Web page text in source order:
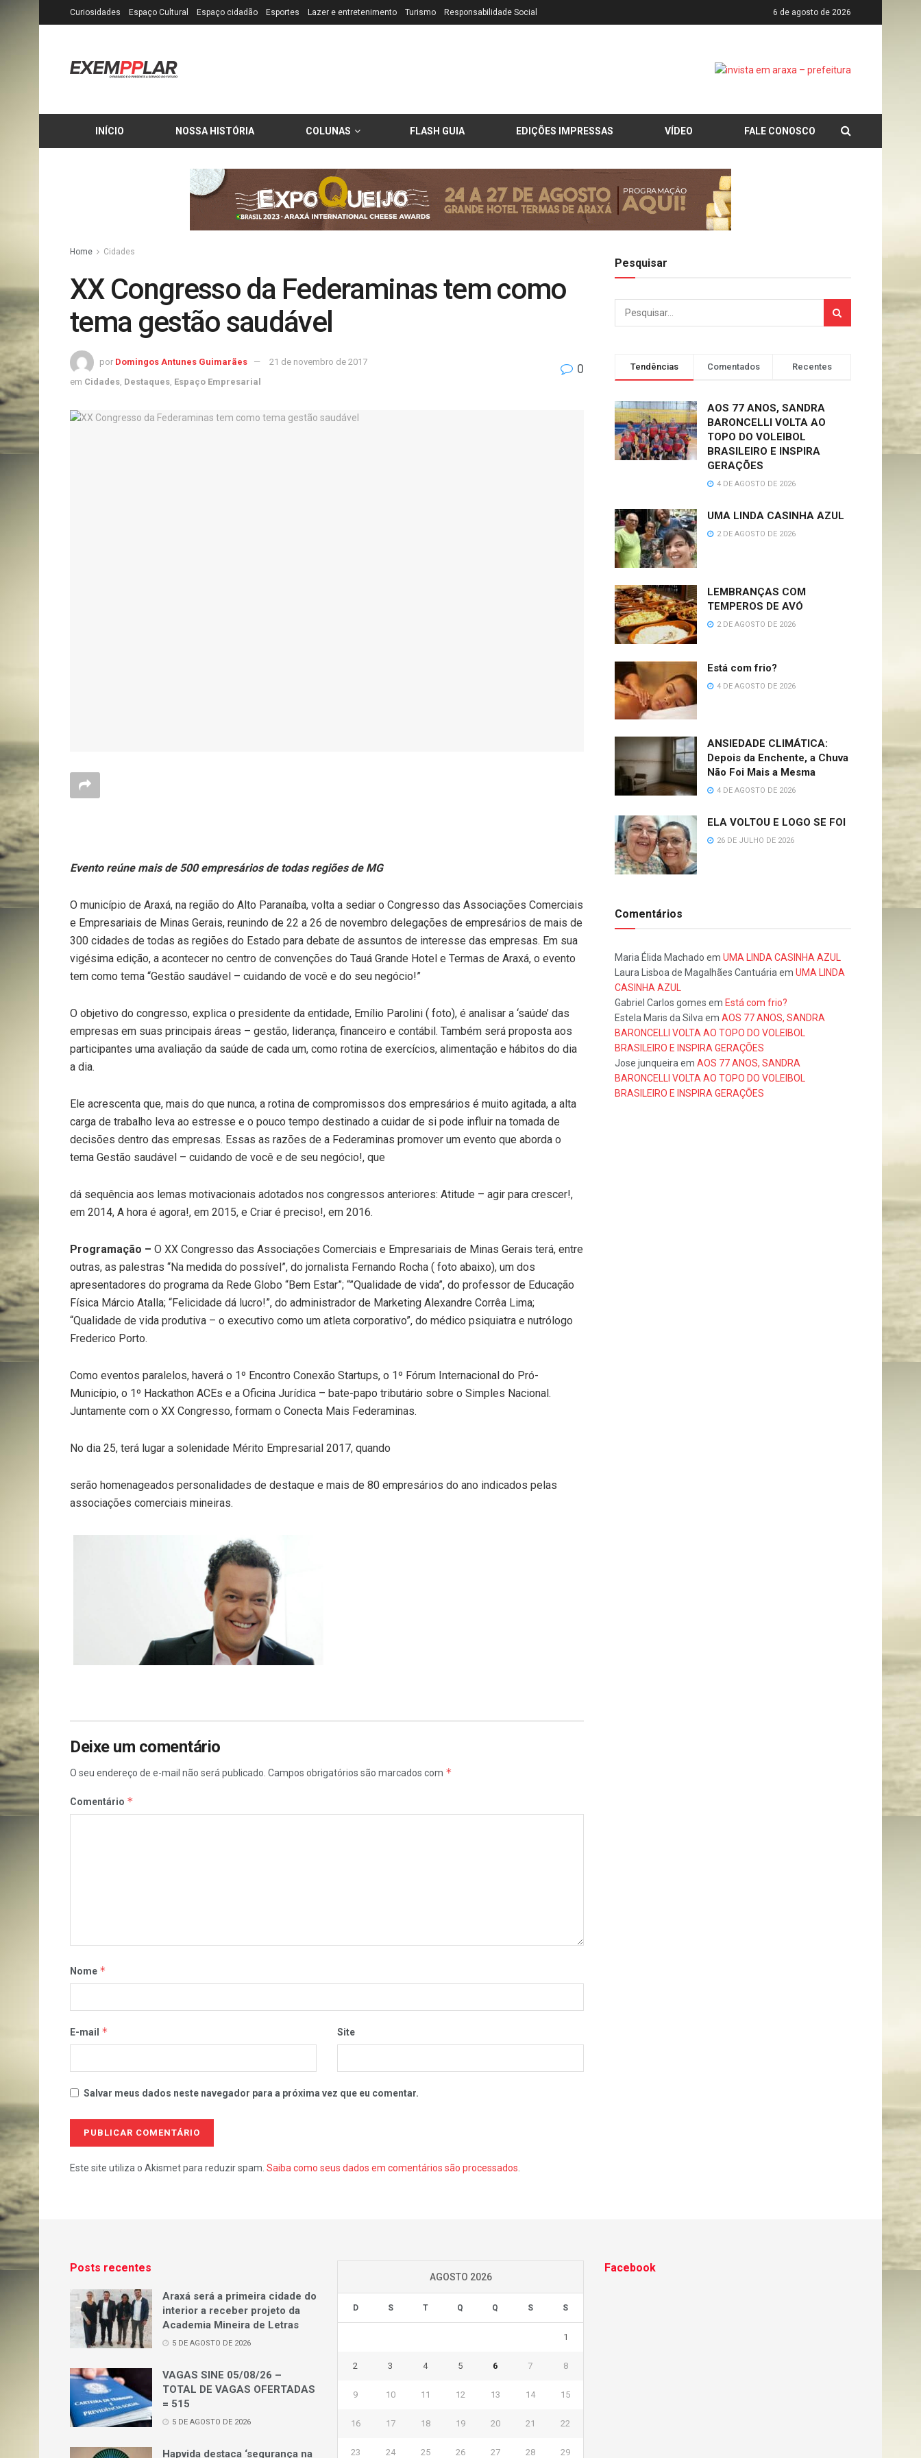
Curiosidades Espaço Cultural Espaço cidadão Esportes Lazer e entretenimento Turismo Responsabilidade Social 6 de agosto de 2026
INÍCIO NOSSA HISTÓRIA COLUNAS FLASH GUIA EDIÇÕES IMPRESSAS VÍDEO FALE CONOSCO
Home Cidades
XX Congresso da Federaminas tem como
tema gestão saudável
por Domingos Antunes Guimarães
21 de novembro de 2017
em Cidades Destaques Espaço Empresarial
0
Evento reúne mais de 500 empresários de todas regiões de MG
O município de Araxá, na região do Alto Paranaíba, volta a sediar o Congresso das Associações Comerciais
e Empresariais de Minas Gerais, reunindo de 22 a 26 de novembro delegações de empresários de mais de
300 cidades de todas as regiões do Estado para debate de assuntos de interesse das empresas. Em sua
vigésima edição, a acontecer no centro de convenções do Tauá Grande Hotel e Termas de Araxá, o evento
tem como tema “Gestão saudável – cuidando de você e do seu negócio!”
O objetivo do congresso, explica o presidente da entidade, Emílio Parolini ( foto), é analisar a ‘saúde’ das
empresas em suas principais áreas – gestão, liderança, financeiro e contábil. Também será proposta aos
participantes uma avaliação da saúde de cada um, como rotina de exercícios, alimentação e hábitos do dia
a dia.
Ele acrescenta que, mais do que nunca, a rotina de compromissos dos empresários é muito agitada, a alta
carga de trabalho leva ao estresse e o pouco tempo destinado a cuidar de si pode influir na tomada de
decisões dentro das empresas. Essas as razões de a Federaminas promover um evento que aborda o
tema Gestão saudável – cuidando de você e de seu negócio!, que
dá sequência aos lemas motivacionais adotados nos congressos anteriores: Atitude – agir para crescer!,
em 2014, A hora é agora!, em 2015, e Criar é preciso!, em 2016.
Programação – O XX Congresso das Associações Comerciais e Empresariais de Minas Gerais terá, entre
outras, as palestras “Na medida do possível”, do jornalista Fernando Rocha ( foto abaixo), um dos
apresentadores do programa da Rede Globo “Bem Estar”; “”Qualidade de vida”, do professor de Educação
Física Márcio Atalla; “Felicidade dá lucro!”, do administrador de Marketing Alexandre Corrêa Lima;
“Qualidade de vida produtiva – o executivo como um atleta corporativo”, do médico psiquiatra e nutrólogo
Frederico Porto.
Como eventos paralelos, haverá o 1º Encontro Conexão Startups, o 1º Fórum Internacional do Pró-
Município, o 1º Hackathon ACEs e a Oficina Jurídica – bate-papo tributário sobre o Simples Nacional.
Juntamente com o XX Congresso, formam o Conecta Mais Federaminas.
No dia 25, terá lugar a solenidade Mérito Empresarial 2017, quando
serão homenageados personalidades de destaque e mais de 80 empresários do ano indicados pelas
associações comerciais mineiras.
Deixe um comentário
O seu endereço de e-mail não será publicado. Campos obrigatórios são marcados com *
Comentário *
Nome *
E-mail * Site
Salvar meus dados neste navegador para a próxima vez que eu comentar.
Este site utiliza o Akismet para reduzir spam. Saiba como seus dados em comentários são processados
Pesquisar
Tendências Comentados Recentes
AOS 77 ANOS, SANDRA
BARONCELLI VOLTA AO
TOPO DO VOLEIBOL
BRASILEIRO E INSPIRA
GERAÇÕES
4 DE AGOSTO DE 2026
UMA LINDA CASINHA AZUL
2 DE AGOSTO DE 2026
LEMBRANÇAS COM
TEMPEROS DE AVÓ
2 DE AGOSTO DE 2026
Está com frio?
4 DE AGOSTO DE 2026
ANSIEDADE CLIMÁTICA:
Depois da Enchente, a Chuva
Não Foi Mais a Mesma
4 DE AGOSTO DE 2026
ELA VOLTOU E LOGO SE FOI
26 DE JULHO DE 2026
Comentários
Maria Élida Machado em UMA LINDA CASINHA AZUL
Laura Lisboa de Magalhães Cantuária em UMA LINDA
CASINHA AZUL
Gabriel Carlos gomes em Está com frio?
Estela Maris da Silva em AOS 77 ANOS, SANDRA
BARONCELLI VOLTA AO TOPO DO VOLEIBOL
BRASILEIRO E INSPIRA GERAÇÕES
Jose junqueira em AOS 77 ANOS, SANDRA
BARONCELLI VOLTA AO TOPO DO VOLEIBOL
BRASILEIRO E INSPIRA GERAÇÕES
Posts recentes
Araxá será a primeira cidade do
interior a receber projeto da
Academia Mineira de Letras
5 DE AGOSTO DE 2026
VAGAS SINE 05/08/26 –
TOTAL DE VAGAS OFERTADAS
= 515
5 DE AGOSTO DE 2026
Hapvida destaca ‘segurança na
AGOSTO 2026
D S T Q Q S S
1
2 3 4 5 6 7 8
9 10 11 12 13 14 15
16 17 18 19 20 21 22
23 24 25 26 27 28 29
Facebook